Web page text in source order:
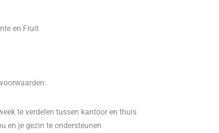
en Fruit
te verdelen tussen kantoor en thuis
en je gezin te ondersteunen